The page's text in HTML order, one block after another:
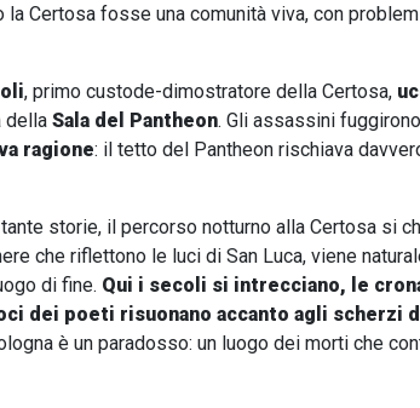
Certosa fosse una comunità viva, con
, primo custode-dimostratore della Certosa,
della Sala del Pantheon. Gli assassini
ragione: il tetto del Pantheon rischiava
storie, il percorso notturno alla Certosa si
che riflettono le luci di San Luca, viene
di fine. Qui i secoli si intrecciano, le
dei poeti risuonano accanto agli
è un paradosso: un luogo dei morti che